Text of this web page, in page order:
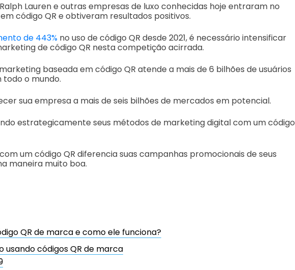
Lauren e outras empresas de luxo conhecidas hoje entraram no
código QR e obtiveram resultados positivos.
de 443%no uso de código QR desde 2021, é necessário intensificar
de código QR nesta competição acirrada.
baseada em código QR atende a mais de 6 bilhões de usuários
o mundo.
sua empresa a mais de seis bilhões de mercados em potencial.
estrategicamente seus métodos de marketing digital com um código
um código QR diferencia suas campanhas promocionais de seus
maneira muito boa.
QR de marca e como ele funciona?
usando códigos QR de marca